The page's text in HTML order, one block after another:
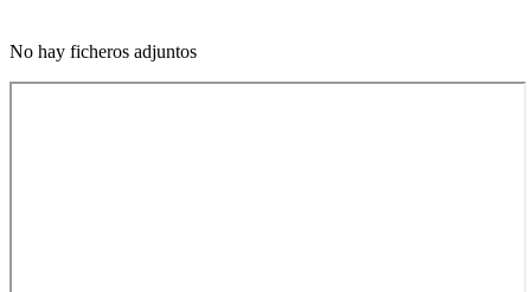
No hay ficheros adjuntos